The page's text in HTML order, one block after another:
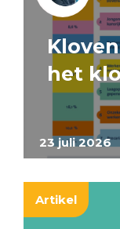
23 juli 2026
het
Artikel